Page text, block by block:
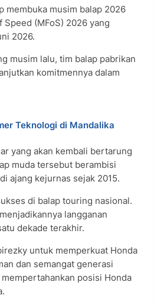
membuka musim balap 2026
(MFoS) 2026 yang
2026.
musim lalu, tim balap pabrikan
komitmennya dalam
Teknologi di Mandalika
yang akan kembali bertarung
muda tersebut berambisi
ajang kejurnas sejak 2015.
di balap touring nasional.
langganan
dekade terakhir.
untuk memperkuat Honda
dan semangat generasi
posisi Honda